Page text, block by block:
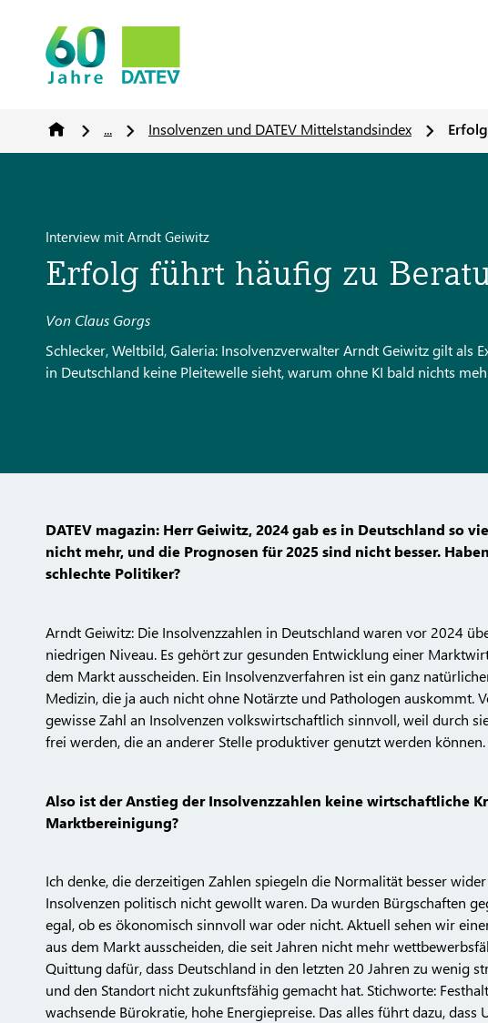
... Insolvenzen und DATEV Mittelstandsindex
Interview mit Arndt Geiwitz
Erfolg führt häufig zu
Von Claus Gorgs
Schlecker, Weltbild, Galeria: Insolvenzverwalter Arndt Geiwitz gilt als
in Deutschland keine Pleitewelle sieht, warum ohne KI bald nichts
DATEV magazin: Herr Geiwitz, 2024 gab es in Deutschland so
nicht mehr, und die Prognosen für 2025 sind nicht besser.
schlechte Politiker?
Arndt Geiwitz: Die Insolvenzzahlen in Deutschland waren vor 2024
niedrigen Niveau. Es gehört zur gesunden Entwicklung einer
dem Markt ausscheiden. Ein Insolvenzverfahren ist ein ganz
Medizin, die ja auch nicht ohne Notärzte und Pathologen auskommt.
gewisse Zahl an Insolvenzen volkswirtschaftlich sinnvoll, weil durch
frei werden, die an anderer Stelle produktiver genutzt werden können.
Also ist der Anstieg der Insolvenzzahlen keine wirtschaftliche
Marktbereinigung?
Ich denke, die derzeitigen Zahlen spiegeln die Normalität besser
Insolvenzen politisch nicht gewollt waren. Da wurden Bürgschaften
egal, ob es ökonomisch sinnvoll war oder nicht. Aktuell sehen wir
aus dem Markt ausscheiden, die seit Jahren nicht mehr
Quittung dafür, dass Deutschland in den letzten 20 Jahren zu wenig
und den Standort nicht zukunftsfähig gemacht hat. Stichworte:
wachsende Bürokratie, hohe Energiepreise. Das alles führt dazu,